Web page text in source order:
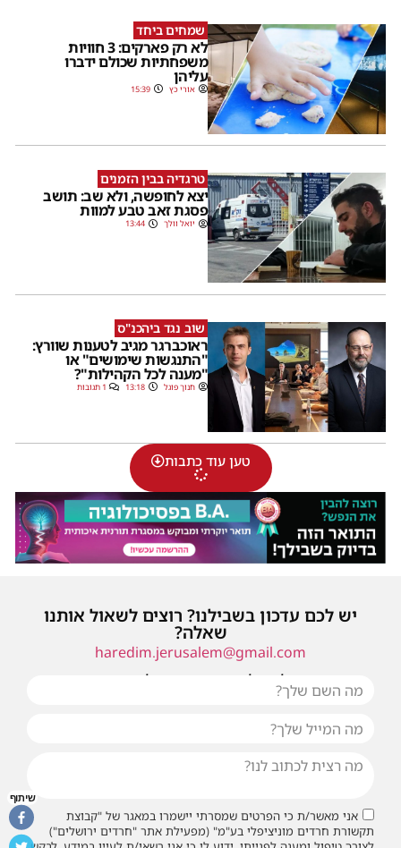
שמחים ביחד
לא רק פארקים: 3 חוויות
משפחתיות שכולם ידברו
עליהן
אורי כץ 15:39
טרגדיה בבין הזמנים
יצא לחופשה, ולא שב: תושב
פסגת זאב טבע למוות
יואל וולך 13:44
שוב נגד ביהכנ"ס
ראוכברגר מגיב לטענות שוורץ:
"התנגשות שימושים" או
"מענה לכל הקהילות"?
חנוך פוגל 13:18 1 תגובות
טען עוד כתבות
יש לכם עדכון בשבילנו? רוצים לשאול אותנו
שאלה?
haredim.jerusalem@gmail.com
או שילחו אלינו פנייה ונחזור אליכם בהקדם
אני מאשר/ת כי הפרטים שמסרתי יישמרו במאגר של "קבוצת
תקשורת חרדים מוניציפלי בע"מ" (מפעילת אתר "חרדים ירושלים")
שיתוף